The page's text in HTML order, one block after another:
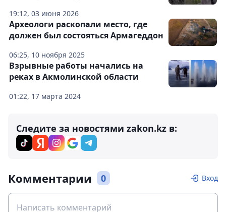
19:12, 03 июня 2026
06:25, 10 ноября 2025
Археологи раскопали место, где
должен был состояться Армагеддон
01:22, 17 марта 2024
Взрывные работы начались на
реках в Акмолинской области
Следите за новостями zakon.kz в:
Комментарии 0 Вход